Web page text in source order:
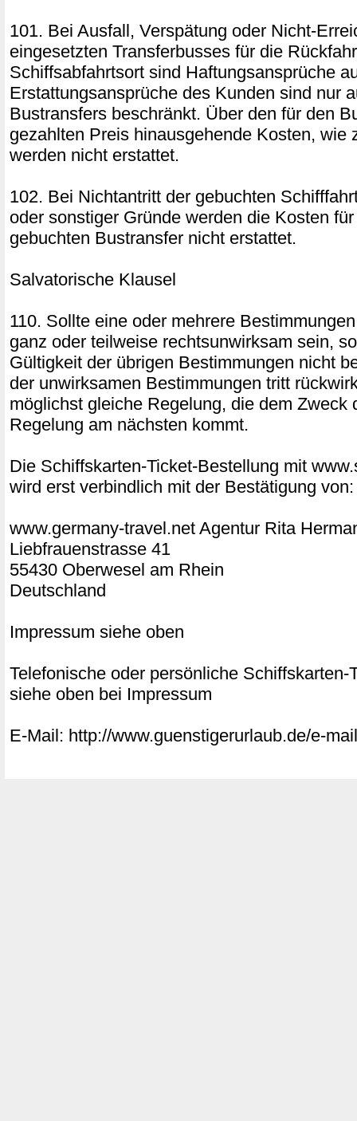
101. Bei Ausfall, Verspätung oder Nicht-
eingesetzten Transferbusses für die
Schiffsabfahrtsort sind Haftungsansprüche
Erstattungsansprüche des Kunden sind nur
Bustransfers beschränkt. Über den für den
gezahlten Preis hinausgehende Kosten, wie
werden nicht erstattet.
102. Bei Nichtantritt der gebuchten
oder sonstiger Gründe werden die Kosten
gebuchten Bustransfer nicht erstattet.
Salvatorische Klausel
110. Sollte eine oder mehrere
ganz oder teilweise rechtsunwirksam sein,
Gültigkeit der übrigen Bestimmungen nicht
der unwirksamen Bestimmungen tritt
möglichst gleiche Regelung, die dem Zweck
Regelung am nächsten kommt.
Die Schiffskarten-Ticket-Bestellung mit
wird erst verbindlich mit der Bestätigung von:
www.germany-travel.net Agentur Rita
Liebfrauenstrasse 41
55430 Oberwesel am Rhein
Deutschland
Impressum siehe oben
Telefonische oder persönliche Schiffskarten-
siehe oben bei Impressum
E-Mail: http://www.guenstigerurlaub.de/e-